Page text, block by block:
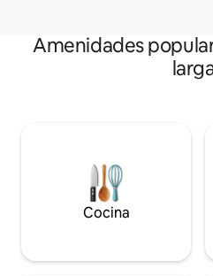
Amenidades
Cocina